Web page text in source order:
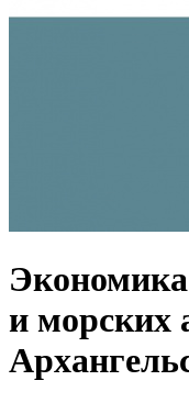
и морских